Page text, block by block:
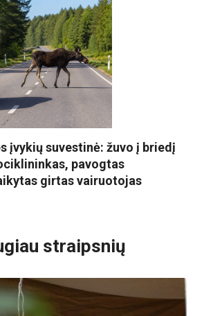
įvykių suvestinė: žuvo į briedį
pavogtas
girtas vairuotojas
straipsnių